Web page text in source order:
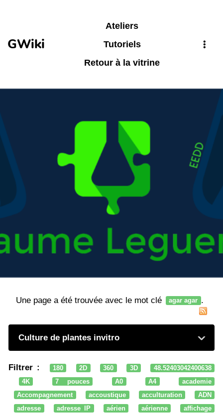
GWiki
Ateliers
Tutoriels
Retour à la vitrine
Une page a été trouvée avec le mot clé agar agar .
Culture de plantes invitro
Filtrer : 180 2D 360 3D
48.52403042400638
4K
7 pouces A0 A4
academie
Accompagnement
accoustique acculturation
ADN
adresse
adresse IP aérien aérienne
affichage